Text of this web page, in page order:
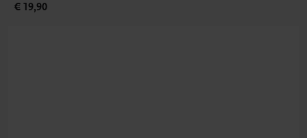
€ 19,90